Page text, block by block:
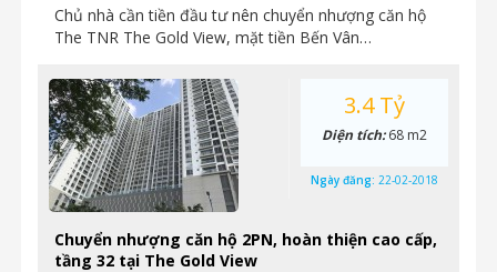
Chủ nhà cần tiền đầu tư nên chuyển nhượng căn hộ
The TNR The Gold View, mặt tiền Bến Vân…
Chuyển nhượng căn hộ 2PN, hoàn thiện cao cấp,
tầng 32 tại The Gold View
3.4 Tỷ
Diện tích:68 m2
Ngày đăng: 22-02-2018